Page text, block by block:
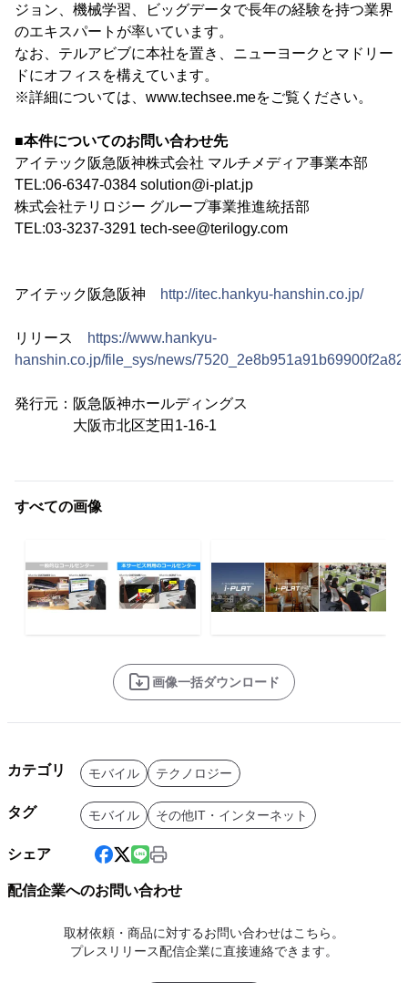
ジョン、機械学習、ビッグデータで長年の経験を持つ業界
のエキスパートが率いています。
なお、テルアビブに本社を置き、ニューヨークとマドリー
ドにオフィスを構えています。
※詳細については、www.techsee.meをご覧ください。
■本件についてのお問い合わせ先
アイテック阪急阪神株式会社 マルチメディア事業本部
TEL:06-6347-0384 solution@i-plat.jp
株式会社テリロジー グループ事業推進統括部
TEL:03-3237-3291 tech-see@terilogy.com
アイテック阪急阪神 http://itec.hankyu-hanshin.co.jp/
リリース
https://www.hankyu-
hanshin.co.jp/file_sys/news/
発行元：阪急阪神ホールディングス
大阪市北区芝田1-16-1
すべての画像
画像一括ダウンロード
カテゴリ モバイル テクノロジー
タグ モバイル その他IT・インターネット
シェア
配信企業へのお問い合わせ
取材依頼・商品に対するお問い合わせはこちら。
プレスリリース配信企業に直接連絡できます。